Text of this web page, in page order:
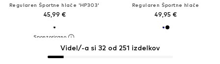
Regularen Športne hlače 'HP303'
45,99 €
Regularen Športne hlače
49,95 €
Videl/-a si 32 od 251 izdelkov